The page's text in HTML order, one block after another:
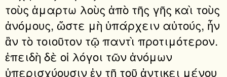
τοὺς ἁμαρτω λοὺς ἀπὸ τῆς γῆς καὶ τοὺς
ἀνόμους, ὥστε μὴ ὑπάρχειν αὐτούς, ἦν
ἂν τὸ τοιοῦτον τῷ παντὶ προτιμότερον.
ἐπειδὴ δὲ οἱ λόγοι τῶν ἀνόμων
ὑπερισχύουσιν ἐν τῇ τοῦ ἀντικει μένου